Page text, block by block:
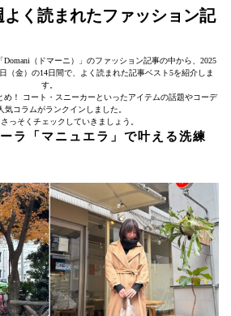
よく読まれたファッション記
（ドマーニ）」のファッション記事の中から、2025
（金）の14日間で、よく読まれた記事ベスト5を紹介しま
す。
！ コート・スニーカーといったアイテムの話題やコーデ
気コラムがランクインしました。
っそくチェックしていきましょう。
ラ「マニュエラ」で叶える洗練